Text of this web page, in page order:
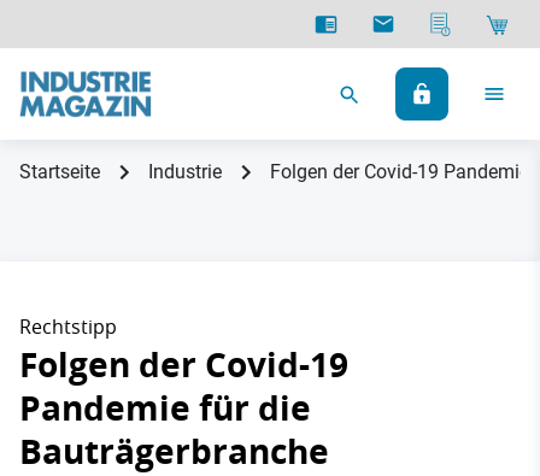
Startseite Industrie Folgen der Covid-19
Rechtstipp
Folgen der Covid-19
Pandemie für die
Bauträgerbranche